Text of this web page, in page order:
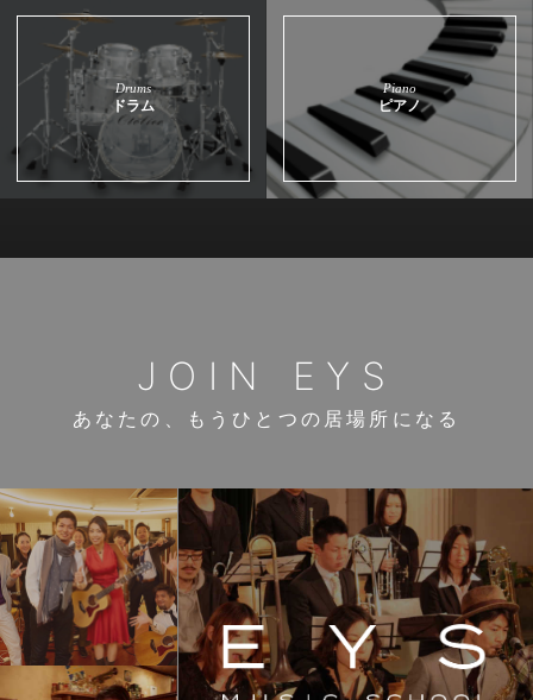
Drums
ドラム
Piano
ピアノ
JOIN EYS
あなたの、もうひとつの居場所になる